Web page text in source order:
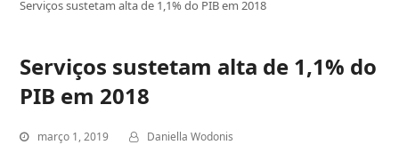
Serviços sustetam alta de 1,1% do PIB em 2018
Serviços sustetam alta de 1,1% do
PIB em 2018
março 1, 2019
Daniella Wodonis